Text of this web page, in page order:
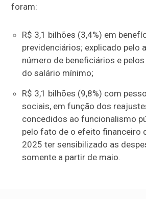
foram:
R$ 3,1 bilhões (3,4%) em
previdenciários; explicado pelo
número de beneficiários e
do salário mínimo;
R$ 3,1 bilhões (9,8%) com
sociais, em função dos
concedidos ao funcionalismo
pelo fato de o efeito financeiro
2025 ter sensibilizado as
somente a partir de maio.